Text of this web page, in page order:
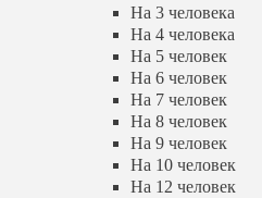
По размеру и форме
Мини
Маленький
Небольшой
Большой
Квадратный
Круглый
Прямоугольный
Цилиндрический
На 3 человека
На 4 человека
На 5 человек
На 6 человек
На 7 человек
На 8 человек
На 9 человек
На 10 человек
На 12 человек